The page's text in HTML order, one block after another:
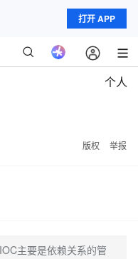
打开 APP
个人
版权 举报
主要是依赖关系的管